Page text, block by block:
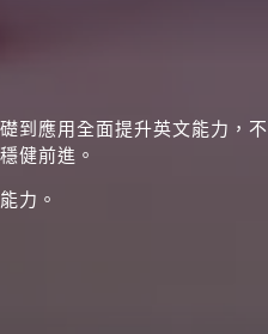
到應用全面提升英文能力，不
健前進。
力。